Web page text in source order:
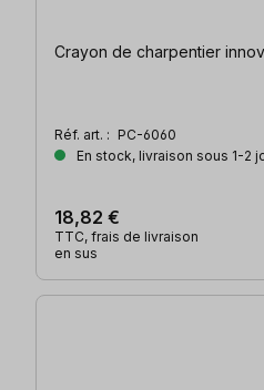
Crayon de charpentier
Réf. art. : PC-6060
En stock, livraison sous 1-2
18,82 €
TTC, frais de livraison
en sus